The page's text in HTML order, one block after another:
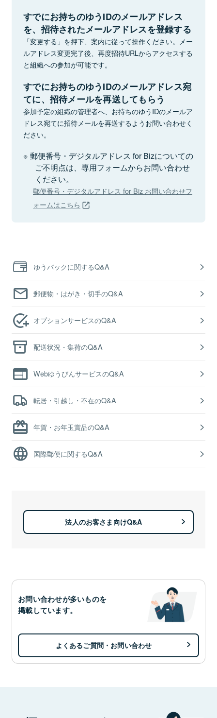
すでにお持ちのゆうIDのメールアドレス
を、招待されたメールアドレスを登録する
「変更する」を押下、案内に従って操作ください。メー
ルアドレス変更完了後、再度招待URLからアクセスする
と組織への参加が可能です。
すでにお持ちのゆうIDのメールアドレス宛
てに、招待メールを再送してもらう
参加予定の組織の管理者へ、お持ちのゆうIDのメールア
ドレス宛てに招待メールを再送するようお問い合わせく
ださい。
郵便番号・デジタルアドレス for Bizについての
ご不明点は、専用フォームからお問い合わせ
ください。
郵便番号・デジタルアドレス for Biz お問い合わせフ
ォームはこちら
ゆうパックに関するQ&A
郵便物・はがき・切手のQ&A
オプションサービスのQ&A
配送状況・集荷のQ&A
WebゆうびんサービスのQ&A
転居・引越し・不在のQ&A
年賀・お年玉賞品のQ&A
国際郵便に関するQ&A
法人のお客さま向けQ&A
お問い合わせが多いものを
掲載しています。
よくあるご質問・お問い合わせ